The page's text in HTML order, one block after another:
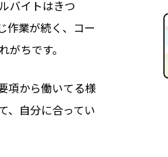
バイトはきつ
作業が続く、コー
ちです。
項から働いてる様
、自分に合ってい